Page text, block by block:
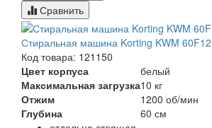
Сравнить
Стиральная машина Korting KWM
Код товара: 121150
Цвет корпуса
белый
Максимальная загрузка10 кг
Отжим
1200 об/мин
Глубина
60 см